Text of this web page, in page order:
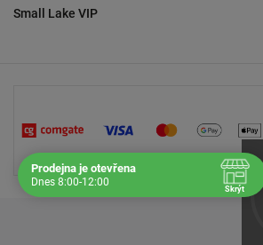
Small Lake VIP
Prodejna je otevřena
Dnes 8:00-12:00
Skrýt